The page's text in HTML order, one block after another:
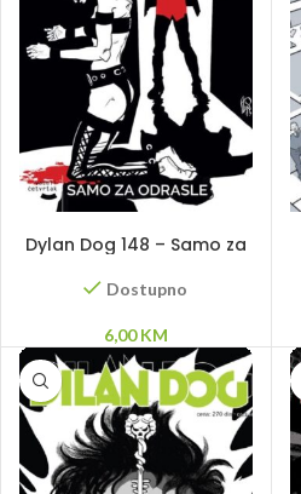
Dylan Dog 148 – Samo za
Dostupno
6,00KM